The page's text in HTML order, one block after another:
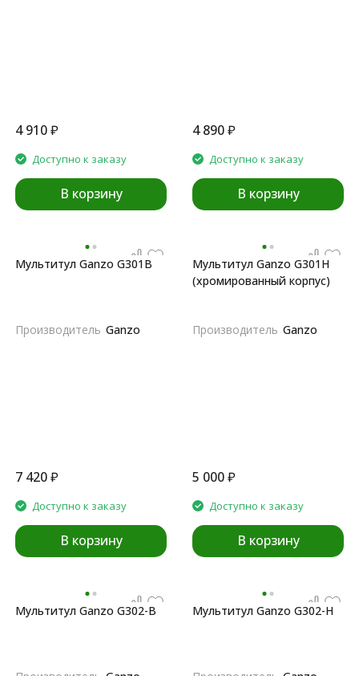
4 910₽
Доступно к заказу
В корзину
4 890₽
Доступно к заказу
В корзину
Мультитул Ganzo G301B
Производитель Ganzo
7 420₽
Доступно к заказу
В корзину
Мультитул Ganzo G301H
(хромированный корпус)
Производитель Ganzo
5 000₽
Доступно к заказу
В корзину
Мультитул Ganzo G302-B Мультитул Ganzo G302-Н